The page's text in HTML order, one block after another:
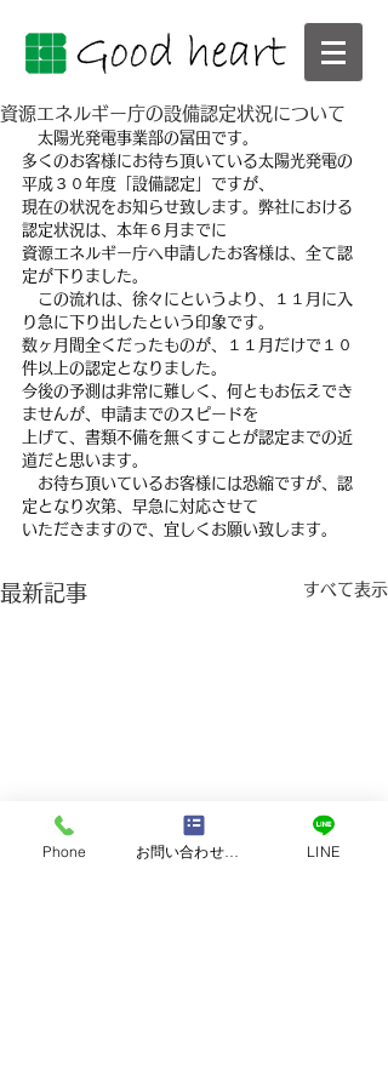
資源エネルギー庁の設備認定状況について
太陽光発電事業部の冨田です。
多くのお客様にお待ち頂いている太陽光発電の
平成３０年度「設備認定」ですが、
現在の状況をお知らせ致します。弊社における
認定状況は、本年６月までに
資源エネルギー庁へ申請したお客様は、全て認
定が下りました。
この流れは、徐々にというより、１１月に入
り急に下り出したという印象です。
数ヶ月間全くだったものが、１１月だけで１０
件以上の認定となりました。
今後の予測は非常に難しく、何ともお伝えでき
ませんが、申請までのスピードを
上げて、書類不備を無くすことが認定までの近
道だと思います。
お待ち頂いているお客様には恐縮ですが、認
定となり次第、早急に対応させて
いただきますので、宜しくお願い致します。
最新記事 すべて表示
Phone お問い合わせフォーム LINE